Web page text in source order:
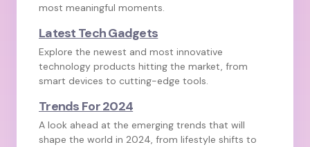
most meaningful moments.
Latest Tech Gadgets
Explore the newest and most innovative
technology products hitting the market, from
smart devices to cutting-edge tools.
Trends For 2024
A look ahead at the emerging trends that will
shape the world in 2024, from lifestyle shifts to